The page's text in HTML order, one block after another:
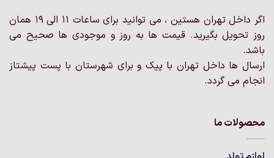
اگر داخل تهران هستین ، می توانید برای ساعات 11 الی 19 همان
روز تحویل بگیرید. قیمت ها به روز و موجودی ها صحیح می
باشد.
ارسال ها داخل تهران با پیک و برای شهرستان با پست پیشتاز
انجام می گردد.
محصولات ما